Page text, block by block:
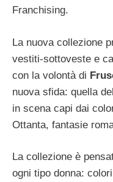
Franchising.
La nuova collezione
vestiti-sottoveste e
con la volontà di
nuova sfida: quella
in scena capi dai
Ottanta, fantasie
La collezione è
ogni tipo donna: